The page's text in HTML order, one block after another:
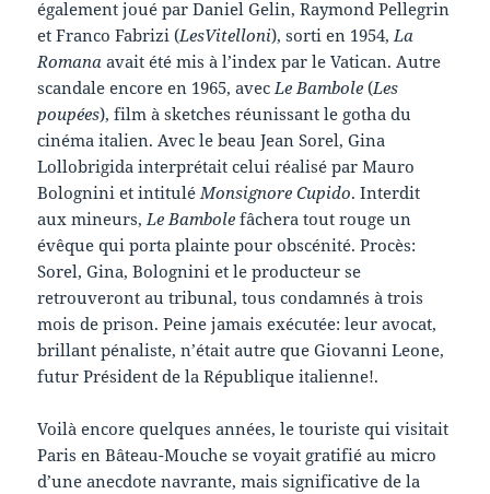
également joué par Daniel Gelin, Raymond Pellegrin
et Franco Fabrizi (LesVitelloni), sorti en 1954, La
Romana avait été mis à l’index par le Vatican. Autre
scandale encore en 1965, avec Le Bambole (Les
poupées), film à sketches réunissant le gotha du
cinéma italien. Avec le beau Jean Sorel, Gina
Lollobrigida interprétait celui réalisé par Mauro
Bolognini et intitulé Monsignore Cupido. Interdit
aux mineurs, Le Bambole fâchera tout rouge un
évêque qui porta plainte pour obscénité. Procès:
Sorel, Gina, Bolognini et le producteur se
retrouveront au tribunal, tous condamnés à trois
mois de prison. Peine jamais exécutée: leur avocat,
brillant pénaliste, n’était autre que Giovanni Leone,
futur Président de la République italienne!.
Voilà encore quelques années, le touriste qui visitait
Paris en Bâteau-Mouche se voyait gratifié au micro
d’une anecdote navrante, mais significative de la